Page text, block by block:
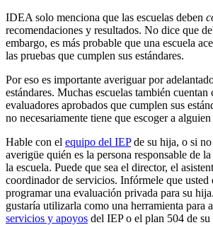
IDEA solo menciona que las escuelas deben
recomendaciones y resultados. No dice que
embargo, es más probable que una escuela
las pruebas que cumplen sus estándares.
Por eso es importante averiguar por
estándares. Muchas escuelas también cuentan
evaluadores aprobados que cumplen sus
no necesariamente tiene que escoger a
Hable con el equipo del IEPde su hija, o si
averigüe quién es la persona responsable de
la escuela. Puede que sea el director, el
coordinador de servicios. Infórmele que usted
programar una evaluación privada para su
gustaría utilizarla como una herramienta para
servicios y apoyos del IEP o el plan 504 de su